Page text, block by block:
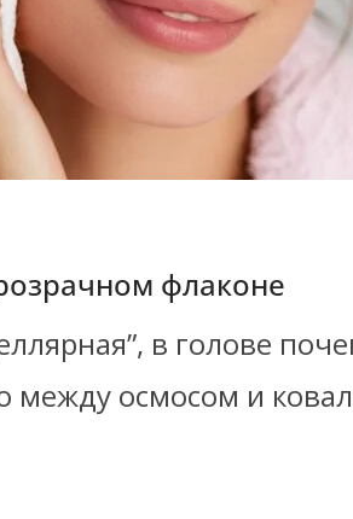
флаконе
в голове
между осмосом и